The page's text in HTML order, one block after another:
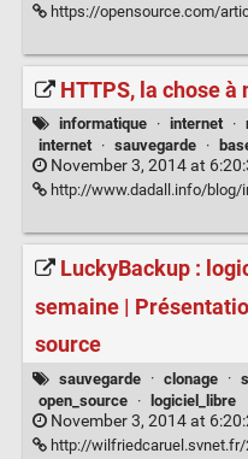
https://opensource.com/
HTTPS, la chose à
informatique · internet ·
internet
· sauvegarde ·
November 3, 2014 at
http://www.dadall.info/blog/index.php?post/2013/
LuckyBackup :
semaine |
source
sauvegarde · clonage ·
open_source
· logiciel_libre
November 3, 2014 at
http://wilfriedcaruel.svnet.fr/2014/04/